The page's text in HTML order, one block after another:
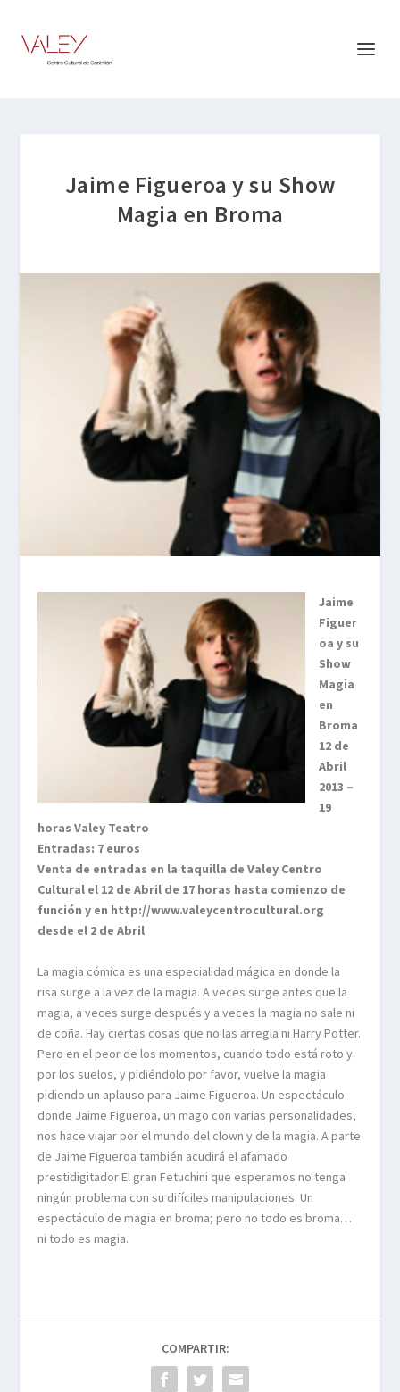
Jaime Figueroa y su Show
Magia en Broma
Jaime
Figuer
oa y su
Show
Magia
en
Broma
12 de
Abril
2013 –
19
horas Valey Teatro
Entradas: 7 euros
Venta de entradas en la taquilla de Valey Centro
Cultural el 12 de Abril de 17 horas hasta comienzo de
función y en http://www.valeycentrocultural.org
desde el 2 de Abril
La magia cómica es una especialidad mágica en donde la
risa surge a la vez de la magia. A veces surge antes que la
magia, a veces surge después y a veces la magia no sale ni
de coña. Hay ciertas cosas que no las arregla ni Harry Potter.
Pero en el peor de los momentos, cuando todo está roto y
por los suelos, y pidiéndolo por favor, vuelve la magia
pidiendo un aplauso para Jaime Figueroa. Un espectáculo
donde Jaime Figueroa, un mago con varias personalidades,
nos hace viajar por el mundo del clown y de la magia. A parte
de Jaime Figueroa también acudirá el afamado
prestidigitador El gran Fetuchini que esperamos no tenga
ningún problema con su difíciles manipulaciones. Un
espectáculo de magia en broma; pero no todo es broma…
ni todo es magia.
COMPARTIR: